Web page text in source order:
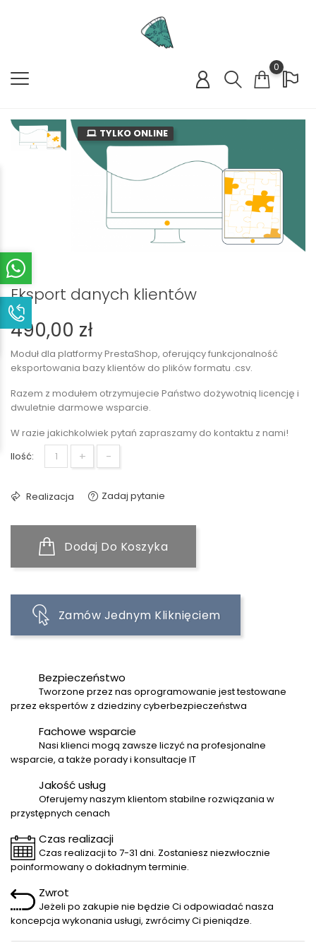
0
TYLKO ONLINE
Eksport danych klientów
490,00 zł
Moduł dla platformy PrestaShop, oferujący funkcjonalność
eksportowania bazy klientów do plików formatu .csv.
Razem z modułem otrzymujecie Państwo dożywotnią licencję i
dwuletnie darmowe wsparcie.
W razie jakichkolwiek pytań zapraszamy do kontaktu z nami!
Ilość:
+ -
Realizacja Zadaj pytanie
Dodaj Do Koszyka
Zamów Jednym Kliknięciem
Bezpieczeństwo
Tworzone przez nas oprogramowanie jest testowane
przez ekspertów z dziedziny cyberbezpieczeństwa
Fachowe wsparcie
Nasi klienci mogą zawsze liczyć na profesjonalne
wsparcie, a także porady i konsultacje IT
Jakość usług
Oferujemy naszym klientom stabilne rozwiązania w
przystępnych cenach
Czas realizacji
Czas realizacji to 7-31 dni. Zostaniesz niezwłocznie
poinformowany o dokładnym terminie.
Zwrot
Jeżeli po zakupie nie będzie Ci odpowiadać nasza
koncepcja wykonania usługi, zwrócimy Ci pieniądze.